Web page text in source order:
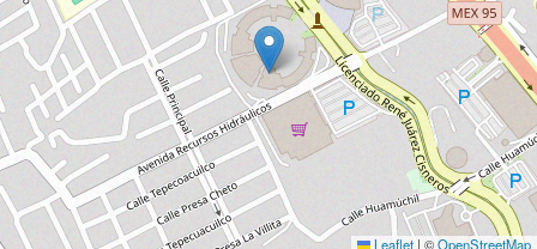
Leaflet | ©OpenStreetMap